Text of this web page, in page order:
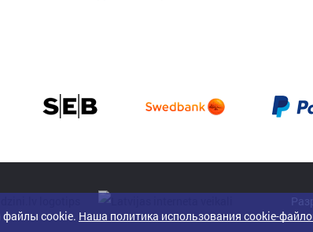
файлы cookie. Наша политика использования cookie-